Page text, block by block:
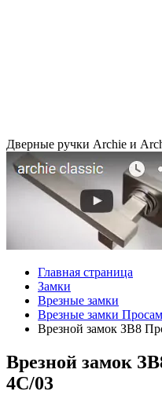
Дверные ручки Archie и
Главная страница
Замки
Врезные замки
Врезные замки
Врезной замок ЗВ8
Врезной замок
4С/03